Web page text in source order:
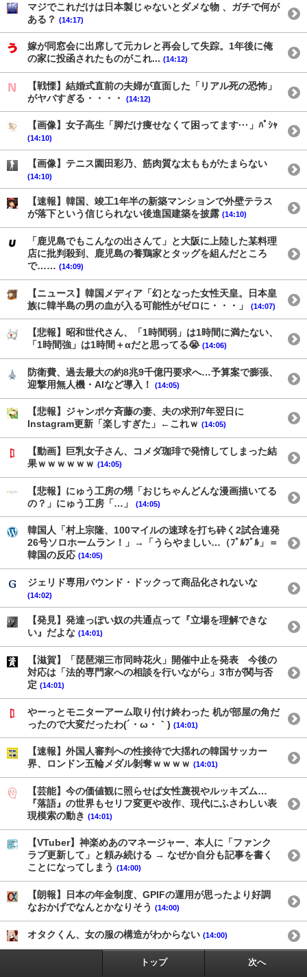
マジでこれだけは日本製じゃないとダメな物 、ガチで何が
ある？ (14:17)
嫁が同窓会に出席して元カレと再会して失踪。1年後に俺
の家に投函されたものがこれ... (14:12)
【戦慄】結婚式直前の夫婦が直面した「リアル死の恐怖」
がヤバすぎる・・・・
(14:12)
【画像】女子高生「脚だけ痩せなくて困ってます···」ﾊﾟｼｬ
(14:10)
【画像】テニス園田彩乃、筋肉質な太ももがたまらない
(14:10)
【速報】韓国、竣工1年半の新築マンションで外壁テラス
が落下という信じられない後進国建築を披露 (14:10)
「鹿児島でもこんなの出さんて」と大阪に上陸した某料理
店に批判殺到、鹿児島の養鶏家とタッグを組んだところ
で…… (14:09)
【ニュース】韓国メディア「幻となった女性天皇。日本皇
族に韓半島の男の血が入る可能性がゼロに・・・」
(14:07)
【悲報】昭和世代さん、「1時間弱」は1時間に満たない、
「1時間強」は1時間＋αだと思ってる😭 (14:06)
防衛費、過去最大の約8兆9千億円要求へ…予算案で膨張、
迎撃用無人機・AIなど導入！
(14:05)
【悲報】ジャンポケ斉藤の妻、夫の求刑7年翌日に
Instagram更新「楽しすぎた」←これｗ (14:05)
【動画】巨乳女子さん、コメダ珈琲で発情してしまった結
果ｗｗｗｗｗｗ (14:05)
【悲報】にゅう工房の甥「おじちゃんどんな漫画描いてる
の？」にゅう工房「…」
(14:05)
韓国人「村上宗隆、100マイルの速球を打ち砕く2試合連発
26号ソロホームラン！」→「うらやましい…（ﾌﾞﾙﾌﾞﾙ」＝
韓国の反応 (14:05)
ジェリド専用バウンド・ドックって商品化されないな
(14:02)
【発見】発達っぽい奴の共通点って『立場を理解できな
い』だよな (14:01)
【滋賀】「琵琶湖三市同時花火」開催中止を発表 今後の
対応は「法的専門家への相談を行いながら」3市が関与否
定 (14:01)
やーっとモニターアーム取り付け終わった 机が部屋の角だ
ったので大変だったわ(´・ω・｀) (14:01)
【速報】外国人審判への性接待で大揺れの韓国サッカー
界、ロンドン五輪メダル剝奪ｗｗｗｗ (14:01)
【芸能】今の価値観に照らせば女性蔑視やルッキズム…
『落語』の世界もセリフ変更や改作、現代にふさわしい表
現模索の動き (14:01)
【VTuber】神楽めあのマネージャー、本人に「ファンク
ラブ更新して」と頼み続ける → なぜか自分も記事を書く
ことになってしまう (14:00)
【朗報】日本の年金制度、GPIFの運用が思ったより好調
なおかげでなんとかなりそう (14:00)
オタクくん、女の服の構造がわからない (14:00)
トップ 次へ